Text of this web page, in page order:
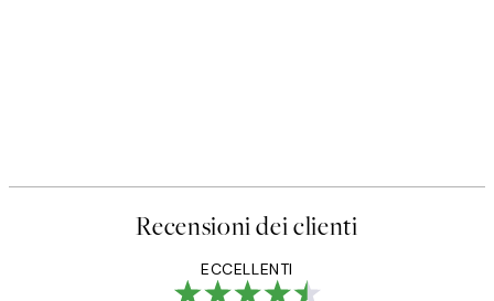
Recensioni dei clienti
ECCELLENTI